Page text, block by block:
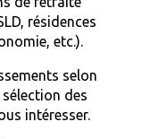
résidences
etc.).
selon
des
intéresser.